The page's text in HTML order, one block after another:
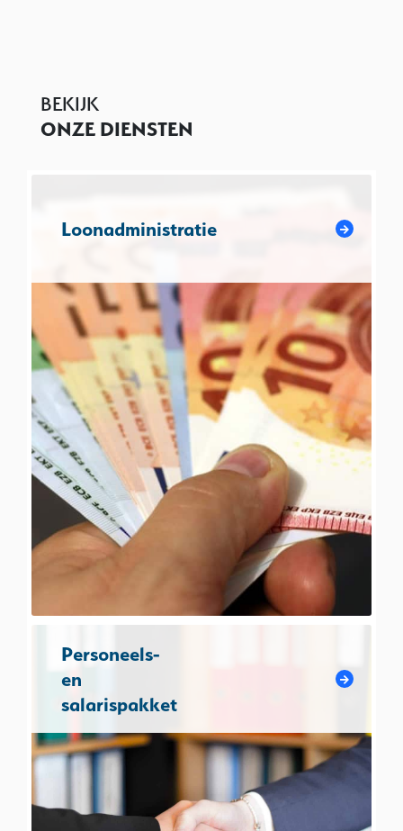
BEKIJK
ONZE DIENSTEN
Loonadministratie
Personeels-
en
salarispakket